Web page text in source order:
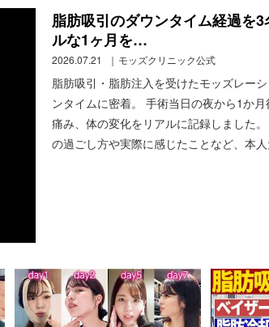
脂肪吸引のダウンタイム経過を
ルな1ヶ月を…
2026.07.21 モッズクリニック公式
脂肪吸引・脂肪注入を受けたモッズレー
ンタイムに密着。 手術当日の夜から1か月
痛み、体の変化をリアルに記録しました
の過ごし方や実際に感じたことなど、本